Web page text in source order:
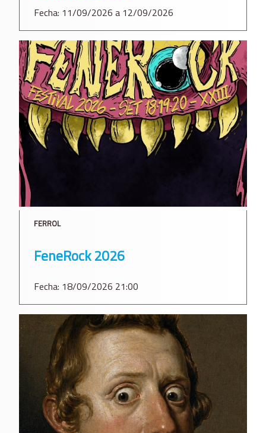
Fecha: 11/09/2026 a 12/09/2026
FERROL
FeneRock 2026
Fecha: 18/09/2026 21:00